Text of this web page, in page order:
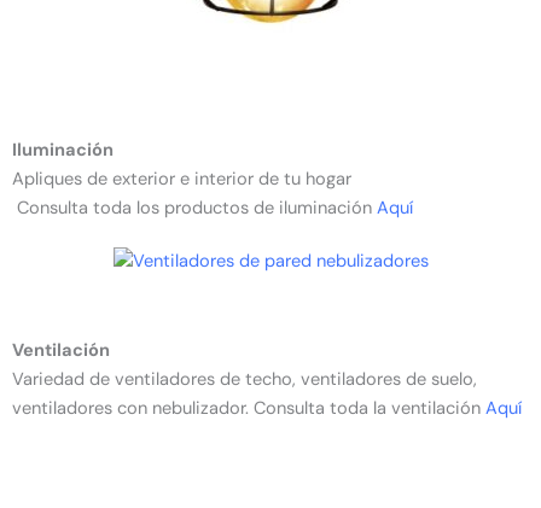
Iluminación
Apliques de exterior e interior de tu hogar
Consulta toda los productos de iluminación Aquí
Ventilación
Variedad de ventiladores de techo, ventiladores de suelo,
ventiladores con nebulizador. Consulta toda la ventilación Aquí